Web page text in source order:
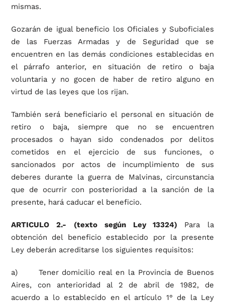
mismas.
Gozarán de igual beneficio los Oficiales y Suboficiales
de las Fuerzas Armadas y de Seguridad que se
encuentren en las demás condiciones establecidas en
el párrafo anterior, en situación de retiro o baja
voluntaria y no gocen de haber de retiro alguno en
virtud de las leyes que los rijan.
También será beneficiario el personal en situación de
retiro o baja, siempre que no se encuentren
procesados o hayan sido condenados por delitos
cometidos en el ejercicio de sus funciones, o
sancionados por actos de incumplimiento de sus
deberes durante la guerra de Malvinas, circunstancia
que de ocurrir con posterioridad a la sanción de la
presente, hará caducar el beneficio.
ARTICULO 2.- (texto según Ley 13324) Para la
obtención del beneficio establecido por la presente
Ley deberán acreditarse los siguientes requisitos:
a) Tener domicilio real en la Provincia de Buenos
Aires, con anterioridad al 2 de abril de 1982, de
acuerdo a lo establecido en el artículo 1° de la Ley